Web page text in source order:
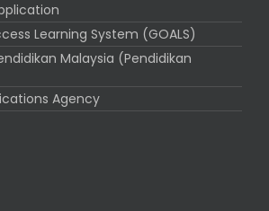
Learning System (GOALS)
Malaysia (Pendidikan
Agency